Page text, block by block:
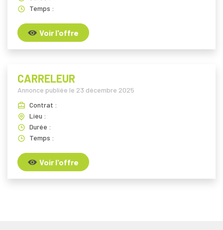
Temps :
Voir l'offre
CARRELEUR
Annonce publiée le 23 décembre 2025
Contrat :
Lieu :
Durée :
Temps :
Voir l'offre